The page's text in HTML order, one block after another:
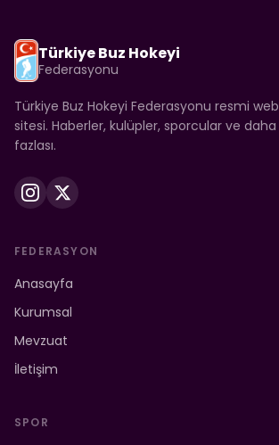
Türkiye Buz Hokeyi
Federasyonu
Türkiye Buz Hokeyi Federasyonu resmi web
sitesi. Haberler, kulüpler, sporcular ve daha
fazlası.
FEDERASYON
Anasayfa
Kurumsal
Mevzuat
İletişim
SPOR